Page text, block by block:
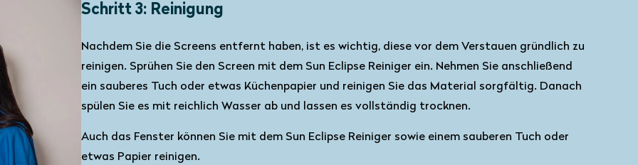
Schritt 3: Reinigung
Nachdem Sie die Screens entfernt haben, ist es wichtig, diese vor dem Verstauen gründlich zu
reinigen. Sprühen Sie den Screen mit dem Sun Eclipse Reiniger ein. Nehmen Sie anschließend
ein sauberes Tuch oder etwas Küchenpapier und reinigen Sie das Material sorgfältig. Danach
spülen Sie es mit reichlich Wasser ab und lassen es vollständig trocknen.
Auch das Fenster können Sie mit dem Sun Eclipse Reiniger sowie einem sauberen Tuch oder
etwas Papier reinigen.